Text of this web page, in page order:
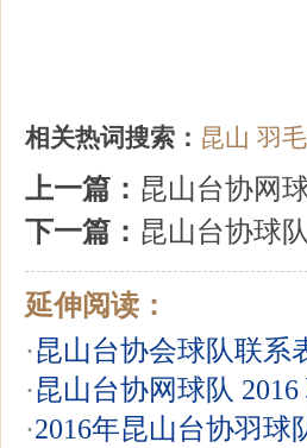
相关热词搜索： 昆山 羽
上一篇： 昆山台协网
下一篇： 昆山台协球
延伸阅读：
·昆山台协会球队联系
·昆山台协网球队
·2016年昆山台协羽球